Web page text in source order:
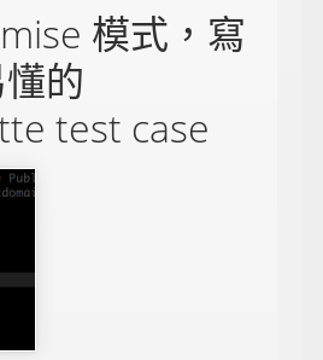
模式，寫
的
test case